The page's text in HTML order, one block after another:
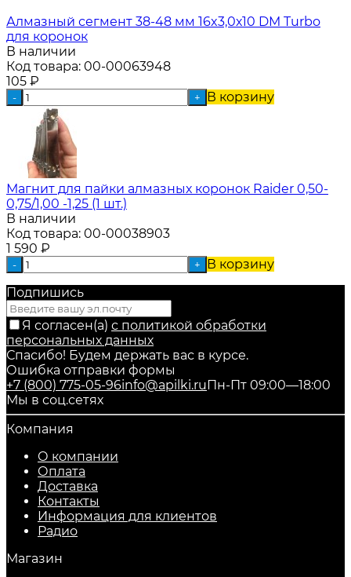
Алмазный сегмент 38-48 мм 16x3,0х10 DM Turbo
для коронок
В наличии
Код товара: 00-00063948
105 ₽
- + В корзину
Магнит для пайки алмазных коронок Raider 0,50-
0,75/1,00 -1,25 (1 шт.)
В наличии
Код товара: 00-00038903
1 590 ₽
- +
В корзину
Подпишись
Я согласен(a) с политикой обработки
персональных данных
Спасибо! Будем держать вас в курсе.
Ошибка отправки формы
+7 (800) 775-05-96info@apilki.ruПн-Пт 09:00—18:00
Мы в соц.сетях
Компания
О компании
Оплата
Доставка
Контакты
Информация для клиентов
Радио
Магазин